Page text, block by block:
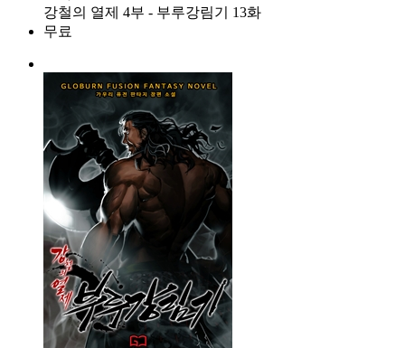
강철의 열제 4부 - 부루강림기 13화
무료